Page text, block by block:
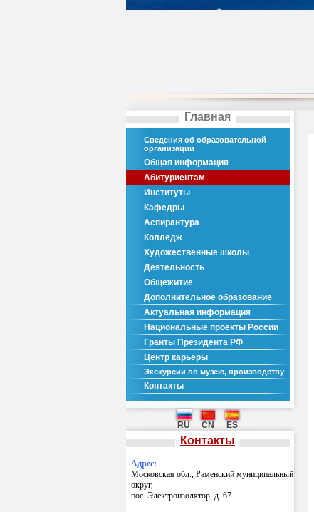
Главная
Сведения об образовательной
организации
Общая информация
Абитуриентам
Институты
Кафедры
Аспирантура
Колледж
Художественные школы
Деятельность
Общежитие
Дополнительное образование
Актуальная информация
Национальные проекты России
Гранты Президента РФ
Центр карьеры
Экскурсии по музею, производству
Контакты
RU CN ES
Контакты
Адрес:
Московская обл., Раменский муниципальный
округ,
пос. Электроизолятор, д. 67